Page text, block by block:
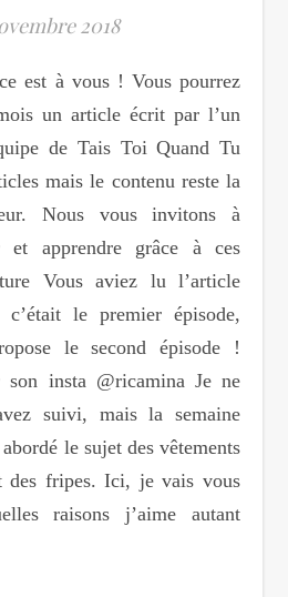
2018
un article écrit par l’un
de Tais Toi Quand Tu
mais le contenu reste la
Nous vous invitons à
et apprendre grâce à ces
Vous aviez lu l’article
le premier épisode,
le second épisode !
insta @ricamina Je ne
suivi, mais la semaine
le sujet des vêtements
des fripes. Ici, je vais vous
raisons j’aime autant